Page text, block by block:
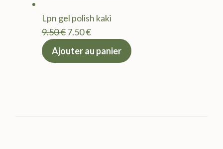
9.50 €.7.50 €.
Lpn gel polish kaki
9.50€Le
prix
7.50€Le
actuel
Ajouter au panier